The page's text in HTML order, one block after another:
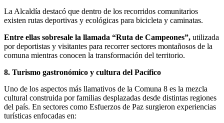
La Alcaldía destacó que dentro de los recorridos comunitarios
existen rutas deportivas y ecológicas para bicicleta y caminatas.
Entre ellas sobresale la llamada “Ruta de Campeones”, utilizada
por deportistas y visitantes para recorrer sectores montañosos de la
comuna mientras conocen la transformación del territorio.
8. Turismo gastronómico y cultura del Pacífico
Uno de los aspectos más llamativos de la Comuna 8 es la mezcla
cultural construida por familias desplazadas desde distintas regiones
del país. En sectores como Esfuerzos de Paz surgieron experiencias
turísticas enfocadas en: